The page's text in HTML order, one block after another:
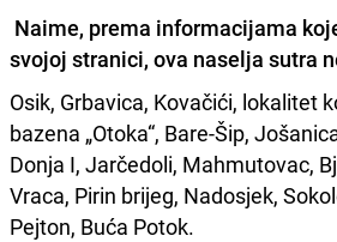
Naime, prema informacijama
svojoj stranici, ova naselja sutra
Osik, Grbavica, Kovačići, lokalitet
bazena „Otoka“, Bare-Šip,
Donja I, Jarčedoli, Mahmutovac,
Vraca, Pirin brijeg, Nadosjek,
Pejton, Buća Potok.